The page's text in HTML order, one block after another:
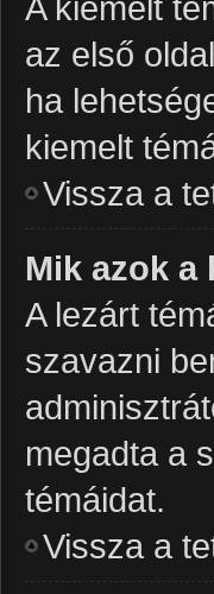
az első
ha
kiemelt
Vissza a
Mik azok a
A lezárt
szavazni
megadta a
témáidat.
Vissza a